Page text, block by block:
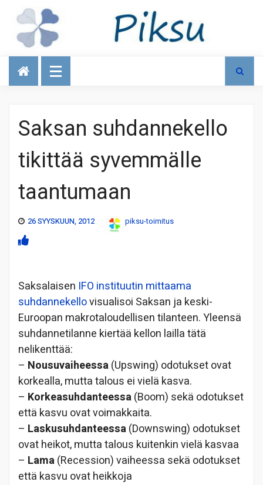
Talous
Saksan suhdannekello
tikittää syvemmälle
taantumaan
26 SYYSKUUN, 2012 piksu-toimitus
Saksalaisen IFO instituutin mittaama
suhdannekellovisualisoi Saksan ja keski-
Euroopan makrotaloudellisen tilanteen. Yleensä
suhdannetilanne kiertää kellon lailla tätä
nelikenttää:
– Nousuvaiheessa(Upswing) odotukset ovat
korkealla, mutta talous ei vielä kasva.
– Korkeasuhdanteessa(Boom) sekä odotukset
että kasvu ovat voimakkaita.
– Laskusuhdanteessa(Downswing) odotukset
ovat heikot, mutta talous kuitenkin vielä kasvaa
– Lama(Recession) vaiheessa sekä odotukset
että kasvu ovat heikkoja